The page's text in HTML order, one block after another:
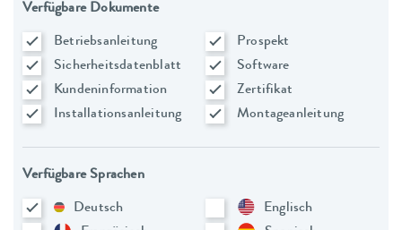
Verfügbare Dokumente
Betriebsanleitung
Prospekt
Sicherheitsdatenblatt
Software
Kundeninformation
Zertifikat
Installationsanleitung
Montageanleitung
Verfügbare Sprachen
Deutsch
Englisch